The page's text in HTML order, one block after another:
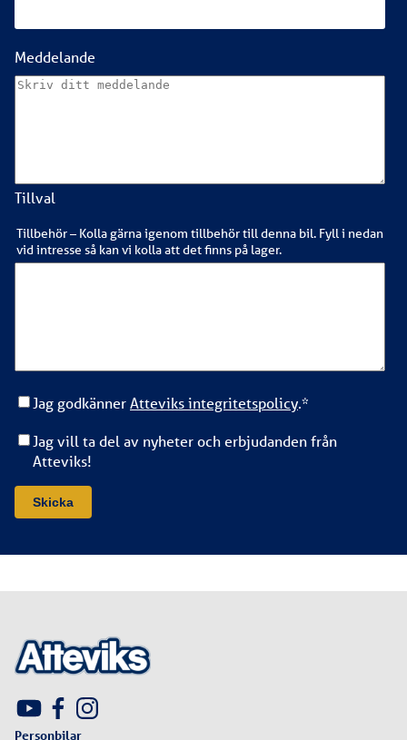
Meddelande
Tillval
Tillbehör – Kolla gärna igenom tillbehör till denna bil. Fyll i nedan
vid intresse så kan vi kolla att det finns på lager.
Jag godkännerAtteviks integritetspolicy.*
Jag vill ta del av nyheter och erbjudanden från
Atteviks!
Personbilar